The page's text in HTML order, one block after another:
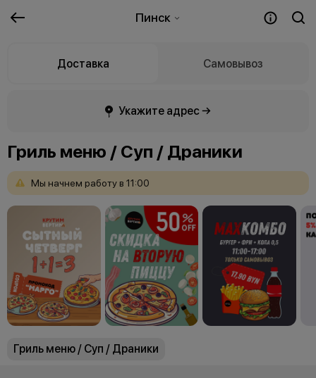
Пинск
Доставка Самовывоз
Укажите адрес →
Гриль меню / Суп / Драники
Мы начнем работу в 11:00
Гриль меню / Суп / Драники